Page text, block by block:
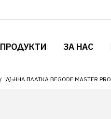
ПРОДУКТИ ЗА НАС
ДЪННА ПЛАТКА BEGODE MASTER PRO